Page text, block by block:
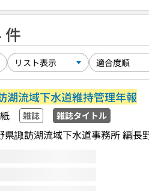
件
湖流域下水道維持管理年報
紙 雑誌 雑誌タイトル
県諏訪湖流域下水道事務所 編長
イトルの巻号